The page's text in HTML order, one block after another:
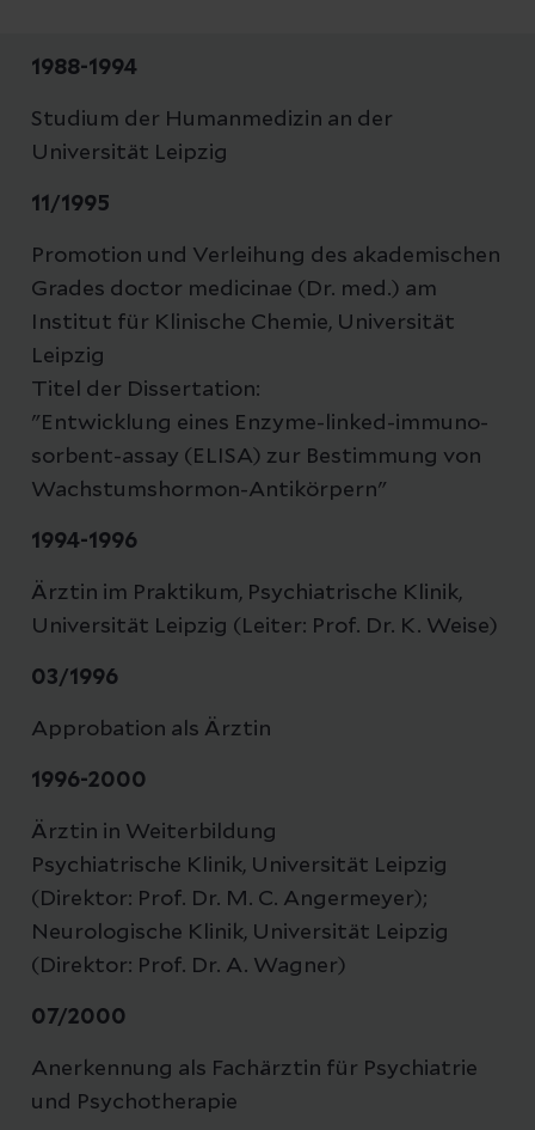
1988-1994
Studium der Humanmedizin an der
Universität Leipzig
11/1995
Promotion und Verleihung des akademischen
Grades doctor medicinae (Dr. med.) am
Institut für Klinische Chemie, Universität
Leipzig
Titel der Dissertation:
"Entwicklung eines Enzyme-linked-immuno-
sorbent-assay (ELISA) zur Bestimmung von
Wachstumshormon-Antikörpern"
1994-1996
Ärztin im Praktikum, Psychiatrische Klinik,
Universität Leipzig (Leiter: Prof. Dr. K. Weise)
03/1996
Approbation als Ärztin
1996-2000
Ärztin in Weiterbildung
Psychiatrische Klinik, Universität Leipzig
(Direktor: Prof. Dr. M. C. Angermeyer);
Neurologische Klinik, Universität Leipzig
(Direktor: Prof. Dr. A. Wagner)
07/2000
Anerkennung als Fachärztin für Psychiatrie
und Psychotherapie